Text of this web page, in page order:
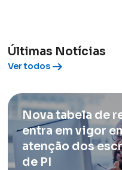
Últimas Notícias
Ver todosarrow_right_alt
Nova tabela de
entra em vigor
atenção dos
de PI